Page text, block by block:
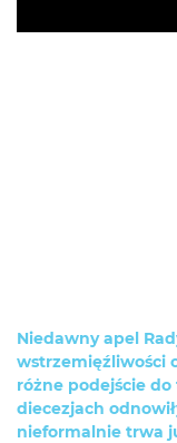
Niedawny apel
wstrzemięźliwości
różne podejście
diecezjach
nieformalnie trwa